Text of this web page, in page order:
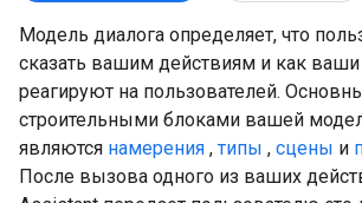
Модель диалога определяет, что
сказать вашим действиям и как ваши
реагируют на пользователей.
строительными блоками вашей
являются намерения , типы , сцены и
После вызова одного из ваших